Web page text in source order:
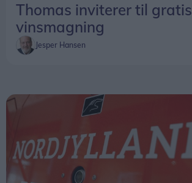
Thomas inviterer til gratis
vinsmagning
Jesper Hansen